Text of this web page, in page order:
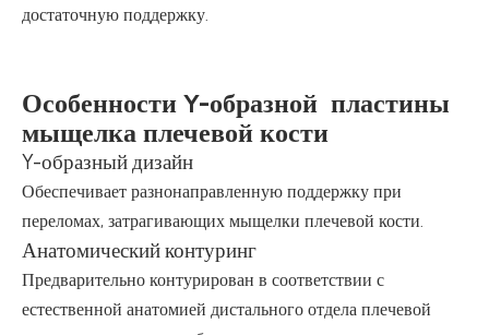
достаточную поддержку.
Особенности Y-образной пластины
мыщелка плечевой кости
Y-образный дизайн
Обеспечивает разнонаправленную поддержку при
переломах, затрагивающих мыщелки плечевой кости.
Анатомический контуринг
Предварительно контурирован в соответствии с
естественной анатомией дистального отдела плечевой